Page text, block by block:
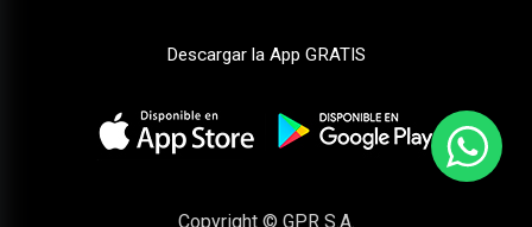
Descargar la App GRATIS
Copyright © GPR S.A.